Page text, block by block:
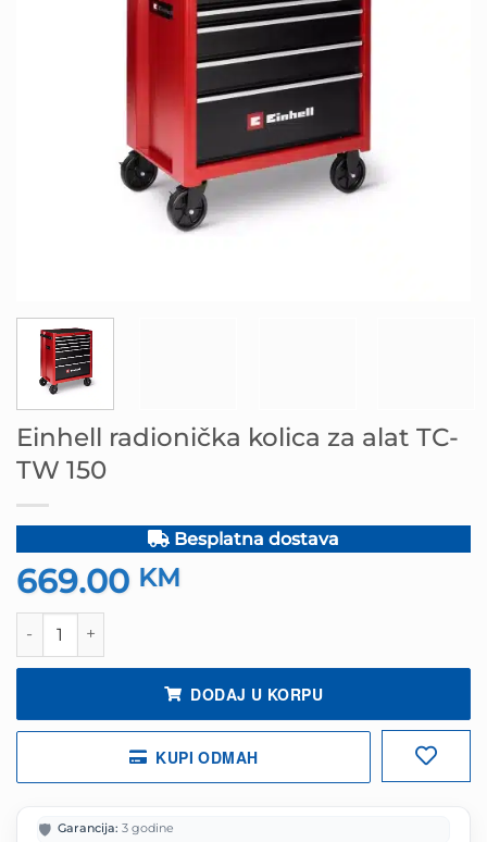
Einhell radionička kolica za alat TC-
TW 150
Besplatna dostava
669.00 KM
Einhell radionička kolica za alat TC-TW 150 količina
DODAJ U KORPU
KUPI ODMAH
🛡️ Garancija: 3 godine